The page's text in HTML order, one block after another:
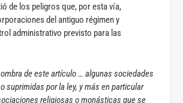
de los peligros que, por esta vía,
del antiguo régimen y
administrativo previsto para las
de este artículo … algunas sociedades
suprimidas por la ley, y más en particular
religiosas o monásticas que se